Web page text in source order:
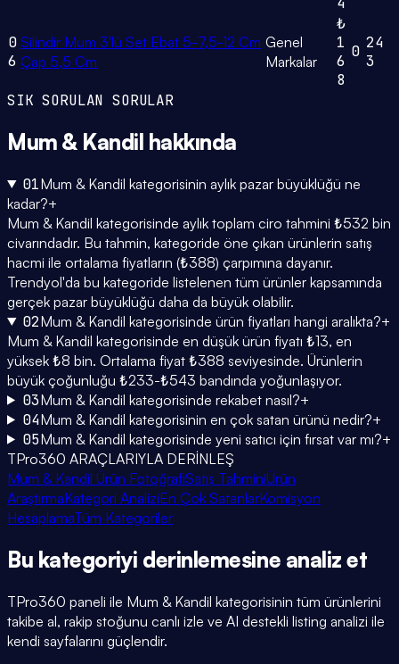
0
6
Silindir Mum 3'lü Set Ebat 5-7,5-12 Cm
Çap 5,5 Cm
Genel
Markalar
₺
1
6
8
0 24
3
SIK SORULAN SORULAR
Mum & Kandil hakkında
01Mum & Kandil kategorisinin aylık pazar büyüklüğü ne
kadar?+
Mum & Kandil kategorisinde aylık toplam ciro tahmini ₺532 bin
civarındadır. Bu tahmin, kategoride öne çıkan ürünlerin satış
hacmi ile ortalama fiyatların (₺388) çarpımına dayanır.
Trendyol'da bu kategoride listelenen tüm ürünler kapsamında
gerçek pazar büyüklüğü daha da büyük olabilir.
02Mum & Kandil kategorisinde ürün fiyatları hangi aralıkta?+
Mum & Kandil kategorisinde en düşük ürün fiyatı ₺13, en
yüksek ₺8 bin. Ortalama fiyat ₺388 seviyesinde. Ürünlerin
büyük çoğunluğu ₺233-₺543 bandında yoğunlaşıyor.
03Mum & Kandil kategorisinde rekabet nasıl?+
04Mum & Kandil kategorisinin en çok satan ürünü nedir?+
05Mum & Kandil kategorisinde yeni satıcı için fırsat var mı?+
TPro360 ARAÇLARIYLA DERİNLEŞ
Mum & Kandil Ürün FotoğrafıSatış TahminiÜrün
AraştırmaKategori AnaliziEn Çok SatanlarKomisyon
HesaplamaTüm Kategoriler
Bu kategoriyi derinlemesine analiz et
TPro360 paneli ile Mum & Kandil kategorisinin tüm ürünlerini
takibe al, rakip stoğunu canlı izle ve AI destekli listing analizi ile
kendi sayfalarını güçlendir.